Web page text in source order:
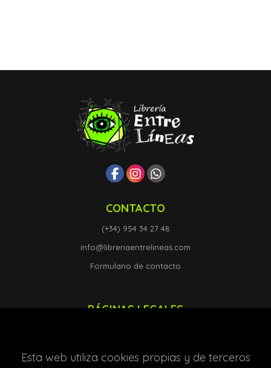
CONTACTO
(+34) 954 34 27 48
info@libreriaentrelineas.com
Formulario de contacto
PÁGINAS LEGALES
Esta web utiliza cookies propias y de terceros